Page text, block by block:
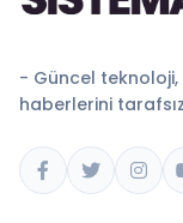
- Güncel
haberlerini